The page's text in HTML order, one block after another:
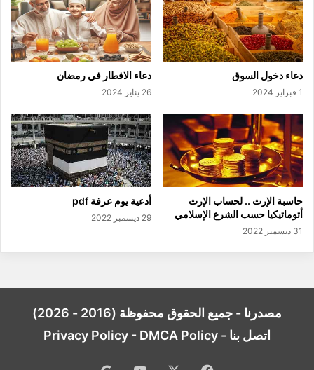
دعاء دخول السوق
1 فبراير 2024
دعاء الافطار في رمضان
26 يناير 2024
حاسبة الإرث .. لحساب الإرث
أتوماتيكيا حسب الشرع الإسلامي
31 ديسمبر 2022
أدعية يوم عرفة pdf
29 ديسمبر 2022
مصدرنا - جميع الحقوق محفوظة (2016 - 2026)
اتصل بنا -
Privacy Policy - DMCA Policy